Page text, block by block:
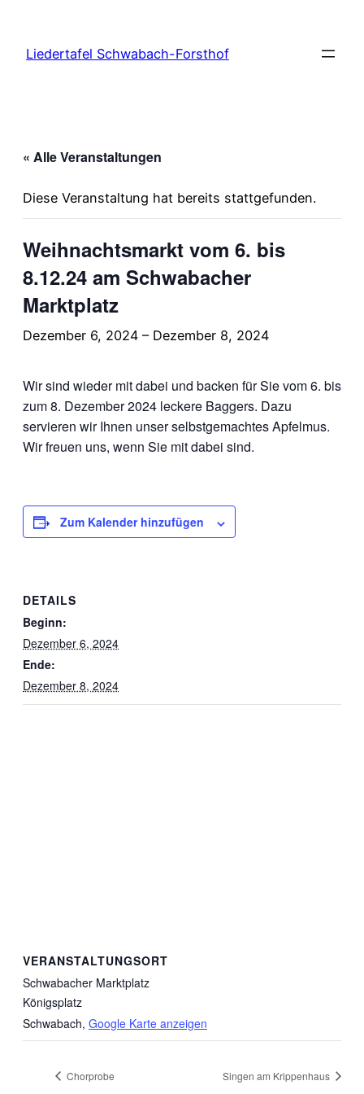
Liedertafel Schwabach-Forsthof
« Alle Veranstaltungen
Diese Veranstaltung hat bereits stattgefunden.
Weihnachtsmarkt vom 6. bis
8.12.24 am Schwabacher
Marktplatz
Dezember 6, 2024 – Dezember 8, 2024
Wir sind wieder mit dabei und backen für Sie vom 6. bis
zum 8. Dezember 2024 leckere Baggers. Dazu
servieren wir Ihnen unser selbstgemachtes Apfelmus.
Wir freuen uns, wenn Sie mit dabei sind.
Zum Kalender hinzufügen
DETAILS
Beginn:
Dezember 6, 2024
Ende:
Dezember 8, 2024
VERANSTALTUNGSORT
Schwabacher Marktplatz
Königsplatz
Schwabach, Google Karte anzeigen
Chorprobe Singen am Krippenhaus